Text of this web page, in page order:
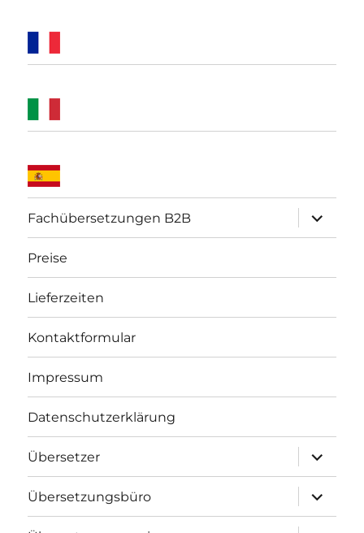
Fachübersetzungen B2B
öffnen
Preise
Lieferzeiten
Kontaktformular
Impressum
Datenschutzerklärung
Übersetzer
öffnen
Übersetzungsbüro
öffnen